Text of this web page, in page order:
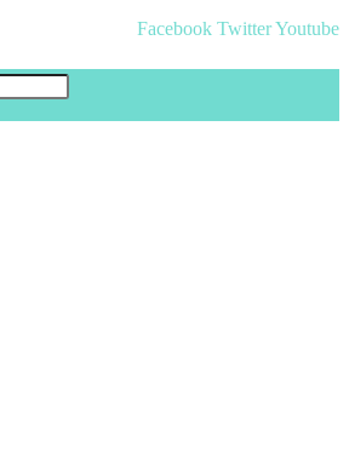
Facebook TwitterYoutube